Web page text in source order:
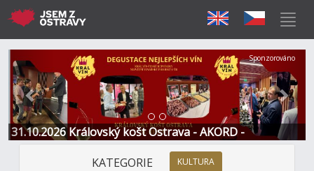
31.10.2026 Královský košt Ostrava - AKORD -
Restaurace a Hotel
Předchozí Další
Sponzorováno
KATEGORIE KULTURA